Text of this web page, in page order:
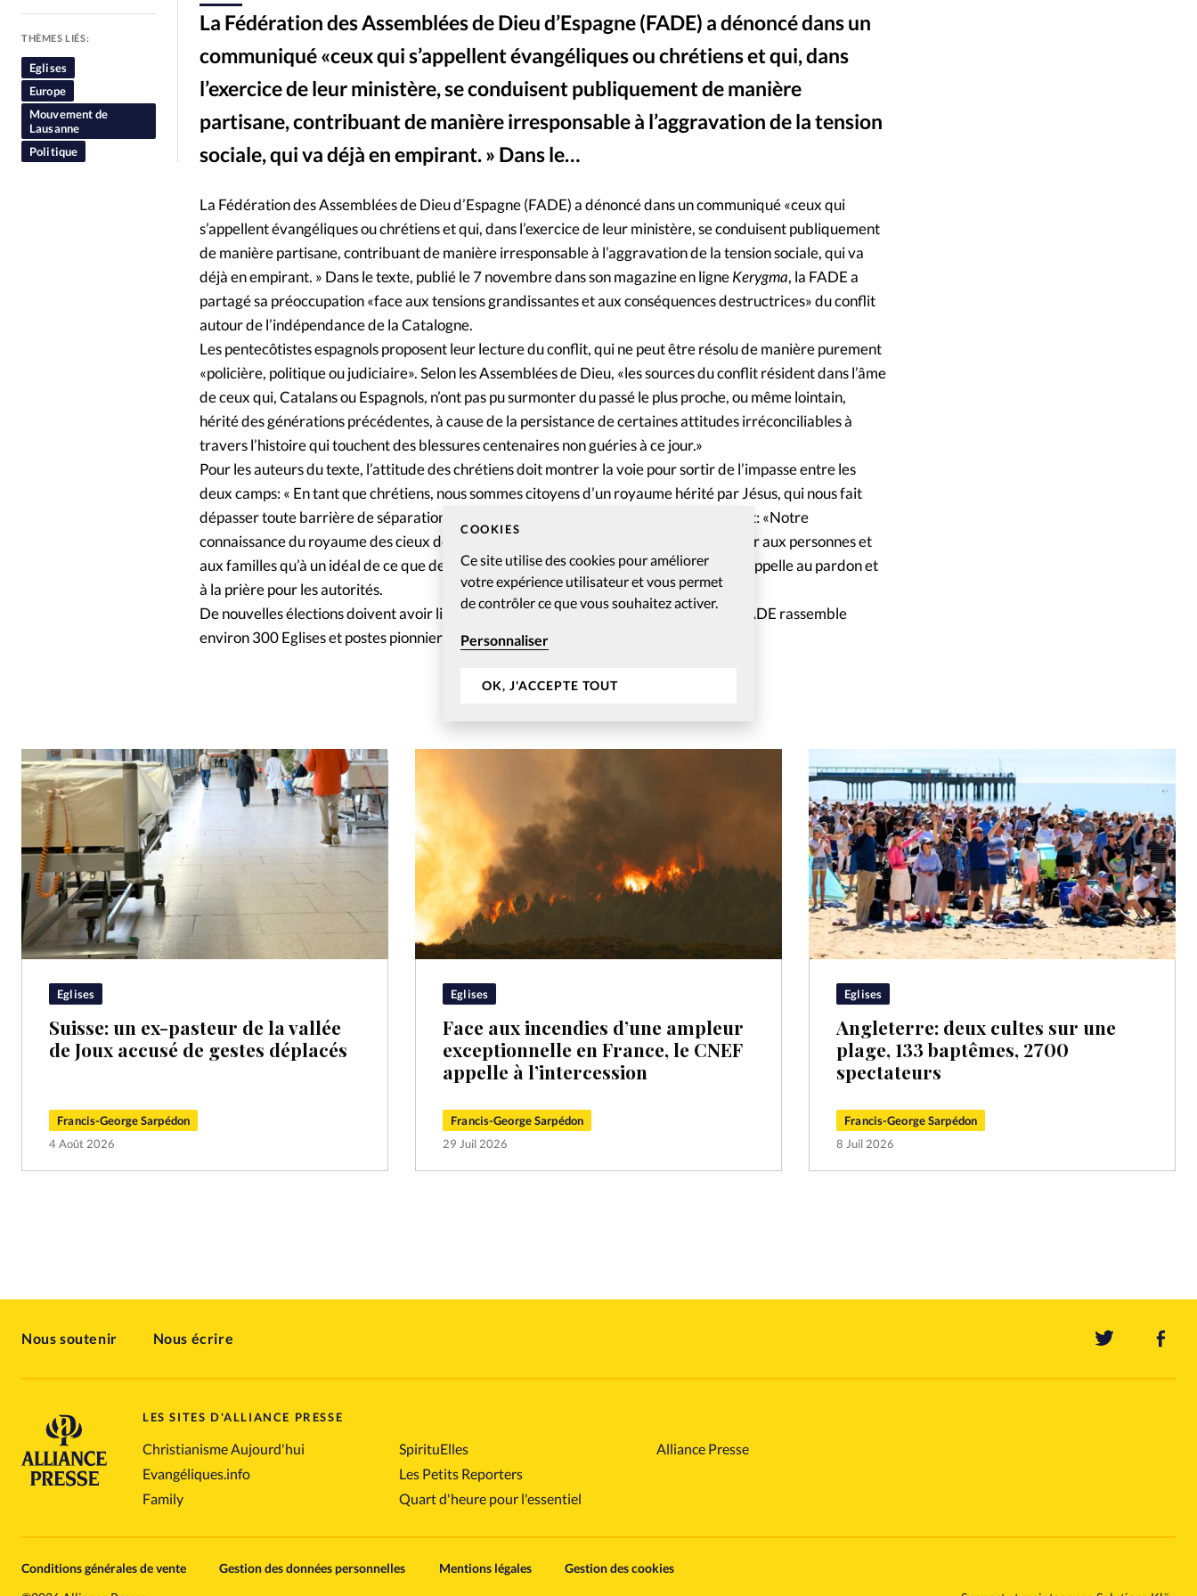
COOKIES
Ce site utilise des cookies pour améliorer
votre expérience utilisateur et vous permet
de contrôler ce que vous souhaitez activer.
Personnaliser
OK, J'ACCEPTE TOUT
People
Politique Religions Société
Mon compte
Changement d'adresse
Nous contacter
La Fédération des Assemblées de Dieu d’Espagne (FADE) a dénoncé dans un
communiqué «ceux qui s’appellent évangéliques ou chrétiens et qui, dans
l’exercice de leur ministère, se conduisent publiquement de manière
partisane, contribuant de manière irresponsable à l’aggravation de la tension
sociale, qui va déjà en empirant. » Dans le…
THÈMES LIÉS:
Eglises
Europe
Mouvement de
Lausanne
Politique
La Fédération des Assemblées de Dieu d’Espagne (FADE) a dénoncé dans un communiqué «ceux qui
s’appellent évangéliques ou chrétiens et qui, dans l’exercice de leur ministère, se conduisent publiquement
de manière partisane, contribuant de manière irresponsable à l’aggravation de la tension sociale, qui va
déjà en empirant. » Dans le texte, publié le 7 novembre dans son magazine en ligneKerygma, la FADE a
partagé sa préoccupation «face aux tensions grandissantes et aux conséquences destructrices» du conflit
autour de l’indépendance de la Catalogne.
Les pentecôtistes espagnols proposent leur lecture du conflit, qui ne peut être résolu de manière purement
«policière, politique ou judiciaire». Selon les Assemblées de Dieu, «les sources du conflit résident dans l’âme
de ceux qui, Catalans ou Espagnols, n’ont pas pu surmonter du passé le plus proche, ou même lointain,
hérité des générations précédentes, à cause de la persistance de certaines attitudes irréconciliables à
travers l’histoire qui touchent des blessures centenaires non guéries à ce jour.»
Pour les auteurs du texte, l’attitude des chrétiens doit montrer la voie pour sortir de l’impasse entre les
deux camps: « En tant que chrétiens, nous sommes citoyens d’un royaume hérité par Jésus, qui nous fait
dépasser toute barrière de séparation entre les personnes », expliquent-ils, en ajoutant: «Notre
connaissance du royaume des cieux devrait nous conduire à davantage nous intéresser aux personnes et
aux familles qu’à un idéal de ce que devrait être l’Espagne ou la Catalogne. » Le texte appelle au pardon et
à la prière pour les autorités.
De nouvelles élections doivent avoir lieu en Catalogne le 21 décembre prochain. La FADE rassemble
environ 300 Eglises et postes pionniers et 20 000 membres dans toute l’Espagne.
Eglises
Suisse: un ex-pasteur de la vallée
de Joux accusé de gestes déplacés
Francis-George Sarpédon
4 Août 2026
Eglises
Face aux incendies d’une ampleur
exceptionnelle en France, le CNEF
appelle à l’intercession
Francis-George Sarpédon
29 Juil 2026
Eglises
Angleterre: deux cultes sur une
plage, 133 baptêmes, 2700
spectateurs
Francis-George Sarpédon
8 Juil 2026
Nous soutenir Nous écrire
LES SITES D'ALLIANCE PRESSE
Christianisme Aujourd'hui
Evangéliques.info
Family
SpirituElles
Les Petits Reporters
Quart d'heure pour l'essentiel
Alliance Presse
Conditions générales de vente Gestion des données personnelles Mentions légales
Gestion des cookies